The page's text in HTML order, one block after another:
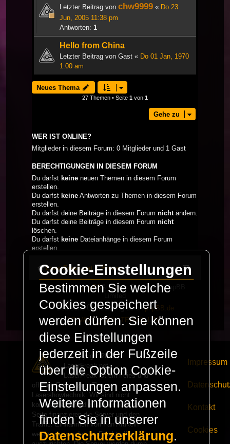
Letzter Beitrag von chw9999 « Do 23
Jun, 2005 11:38 pm
Antworten: 1
Hello from China
Letzter Beitrag von Gast « Do 01 Jan, 1970
1:00 am
Neues Thema
27 Themen • Seite 1 von 1
Gehe zu
WER IST ONLINE?
Mitglieder in diesem Forum: 0 Mitglieder und 1 Gast
BERECHTIGUNGEN IN DIESEM FORUM
Du darfst keine neuen Themen in diesem Forum
erstellen.
Du darfst keine Antworten zu Themen in diesem Forum
erstellen.
Du darfst deine Beiträge in diesem Forum nicht ändern.
Du darfst deine Beiträge in diesem Forum nicht
löschen.
Du darfst keine Dateianhänge in diesem Forum
erstellen.
LaserFreak.net Forum
Powered byphpBB® Forum Software © phpBB
Deutsche Übersetzung durchphpBB.de
PRIVACY_LINK|TERMS_LINK
© Copyright 2025 -
LaserFreak.net
LaserFreak ist ein freies und
offenes Forum zum Thema
Lasershowtechnik. Wir sind nicht
kommerziell und die Banner auf dieser
Seite finanzieren die Server und den
Traffic. Einnahmen von Fan Artikeln
werden verwendet um Freaktreffen
Impressum
Kontakt
Cookies
Cookie-Einstellungen
Bestimmen Sie welche
Cookies gespeichert
werden dürfen. Sie können
diese Einstellungen
jederzeit in der Fußzeile
über die Option Cookie-
Einstellungen anpassen.
Weitere Informationen
finden Sie in unserer
Datenschutzerklärung.